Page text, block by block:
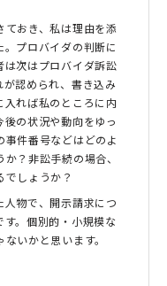
おき、私は理由を添
プロバイダの判断に
は次はプロバイダ訴訟
認められ、書き込み
入れば私のところに内
の状況や動向をゆっ
事件番号などはどのよ
？非訟手続の場合、
しょうか？
物で、開示請求につ
す。個別的・小規模な
いかと思います。